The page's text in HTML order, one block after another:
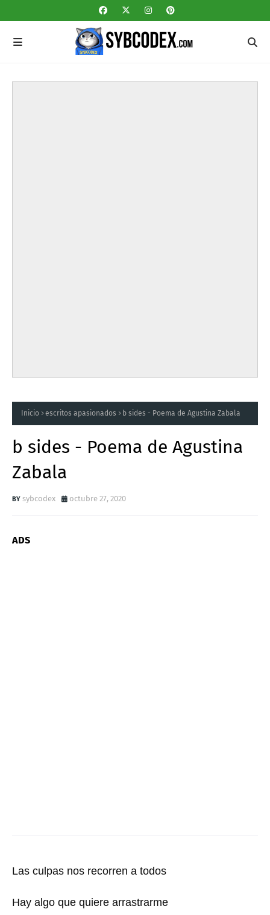
Inicio escritos apasionados b sides - Poema de Agustina Zabala
b sides - Poema de Agustina
Zabala
sybcodex octubre 27, 2020
ADS
Las culpas nos recorren a todos
Hay algo que quiere arrastrarme